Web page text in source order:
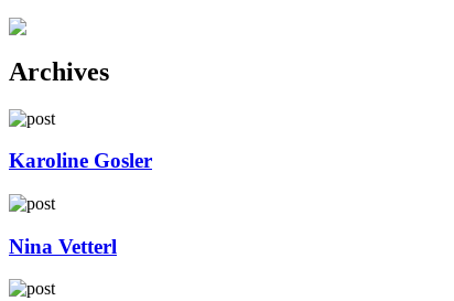
Archives
Karoline Gosler
Nina Vetterl